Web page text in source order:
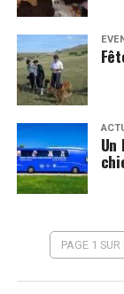
Un
PAGE 1 SUR